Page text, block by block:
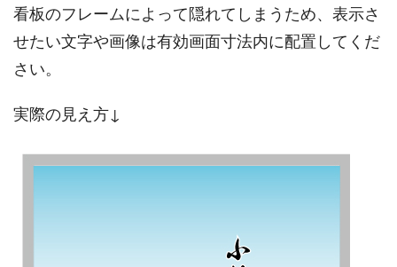
看板のフレームによって隠れてしまうため、表示さ
せたい文字や画像は有効画面寸法内に配置してくだ
さい。
実際の見え方↓